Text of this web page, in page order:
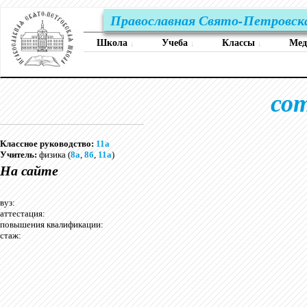
Православная Свято-
Школа ↓ Учеба ↓ Классы ↓
Классное руководство: 11а
Учитель:физика (8а,8б,11а)
На сайте
вуз:
аттестация:
повышения квалификации:
стаж: